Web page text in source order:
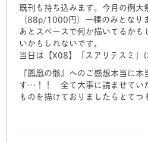
既刊も持ち込みます。今月の例大
（88p/1000円）一種のみとなり
あとスペースで何か描いてるか
いかもしれないです。
当日は【X08】「スアリテスミ」
『鳳凰の骸』へのご感想本当に
す…！！ 全て大事に読ませてい
ものを描けておりましたらとてつ